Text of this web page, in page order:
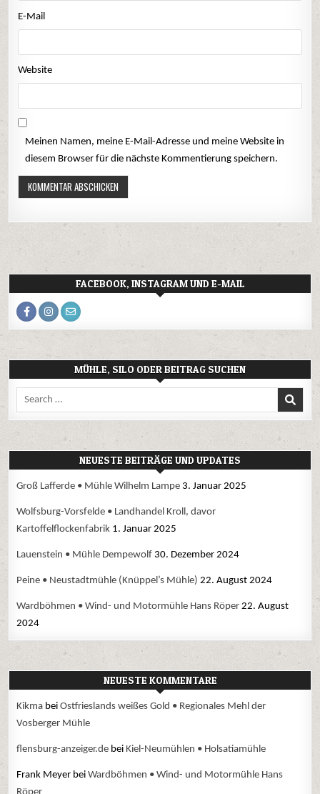
E-Mail
Website
Meinen Namen, meine E-Mail-Adresse und meine Website in
diesem Browser für die nächste Kommentierung speichern.
FACEBOOK, INSTAGRAM UND E-MAIL
MÜHLE, SILO ODER BEITRAG SUCHEN
Search
for:
NEUESTE BEITRÄGE UND UPDATES
Groß Lafferde • Mühle Wilhelm Lampe 3. Januar 2025
Wolfsburg-Vorsfelde • Landhandel Kroll, davor
Kartoffelflockenfabrik 1. Januar 2025
Lauenstein • Mühle Dempewolf 30. Dezember 2024
Peine • Neustadtmühle (Knüppel’s Mühle) 22. August 2024
Wardböhmen • Wind- und Motormühle Hans Röper 22. August
2024
NEUESTE KOMMENTARE
Kikma beiOstfrieslands weißes Gold • Regionales Mehl der
Vosberger Mühle
flensburg-anzeiger.de bei Kiel-Neumühlen • Holsatiamühle
Frank Meyer beiWardböhmen • Wind- und Motormühle Hans